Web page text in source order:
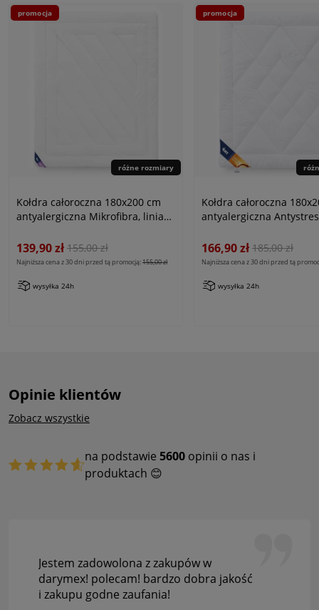
różne rozmiary
Kołdra całoroczna 180x200 cm
antyalergiczna Mikrofibra, linia
139,90 zł 155,00 zł
Najniższa cena z 30 dni przed tą promocją:155,00 zł
wysyłka 24h
promocja
Kołdra całoroczna
antyalergiczna
166,90 zł 185,00 zł
Najniższa cena z 30 dni przed tą
wysyłka 24h
promocja
Opinie klientów
Zobacz wszystkie
na podstawie 5600 opinii o nas i
produktach 😊
Jestem zadowolona z zakupów w
darymex! polecam! bardzo dobra jakość
i zakupu godne zaufania!